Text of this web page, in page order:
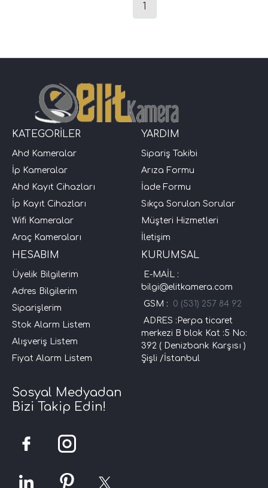
1
KATEGORİLER
Ahd Kameralar
İp Kameralar
Ahd Kayıt Cihazları
İp Kayıt Cihazları
Wifi Kameralar
Araç Kameraları
YARDIM
Sipariş Takibi
Arıza Formu
İade Formu
Sıkça Sorulan Sorular
Müşteri Hizmetleri
İletişim
HESABIM
Üyelik Bilgilerim
Adres Bilgilerim
Siparişlerim
Stok Alarm Listem
Alışveriş Listem
Fiyat Alarm Listem
KURUMSAL
E-MAİL :
bilgi@elitkamera.com
GSM : 0 (531) 257 84 92
ADRES :Perpa ticaret
merkezi B blok Kat :5 No:
392 ( Denizbank Karşısı )
Şişli /İstanbul
Sosyal Medyadan
Bizi Takip Edin!